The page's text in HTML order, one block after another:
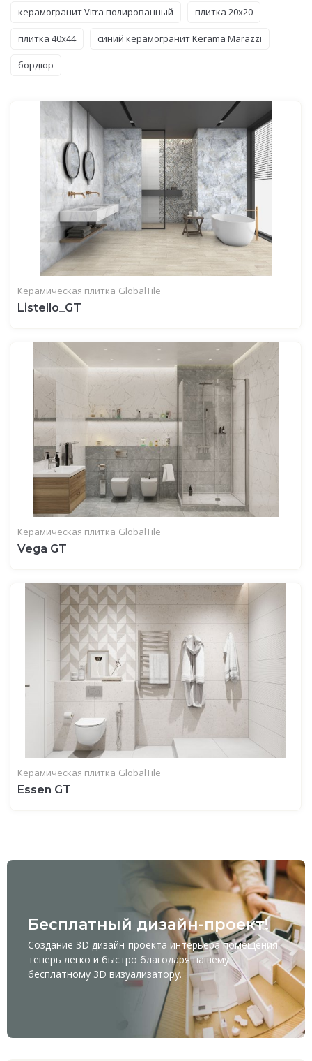
керамогранит Vitra полированный плитка 20x20
плитка 40x44 синий керамогранит Kerama Marazzi
бордюр
Керамическая плитка GlobalTile
Listello_GT
Керамическая плитка GlobalTile
Vega GT
Керамическая плитка GlobalTile
Essen GT
Бесплатный дизайн-проект!
Создание 3D дизайн-проекта интерьера помещения
теперь легко и быстро благодаря нашему
бесплатному 3D визуализатору.